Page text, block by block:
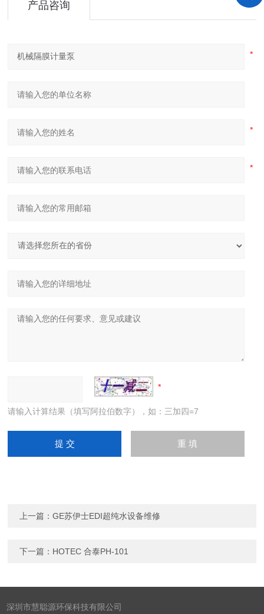
产品咨询
请输入计算结果（填写阿拉伯数字），如：三加四=7
上一篇：GE苏伊士EDI超纯水设备维修
下一篇： HOTEC 合泰PH-101
深圳市慧聪源环保科技有限公司